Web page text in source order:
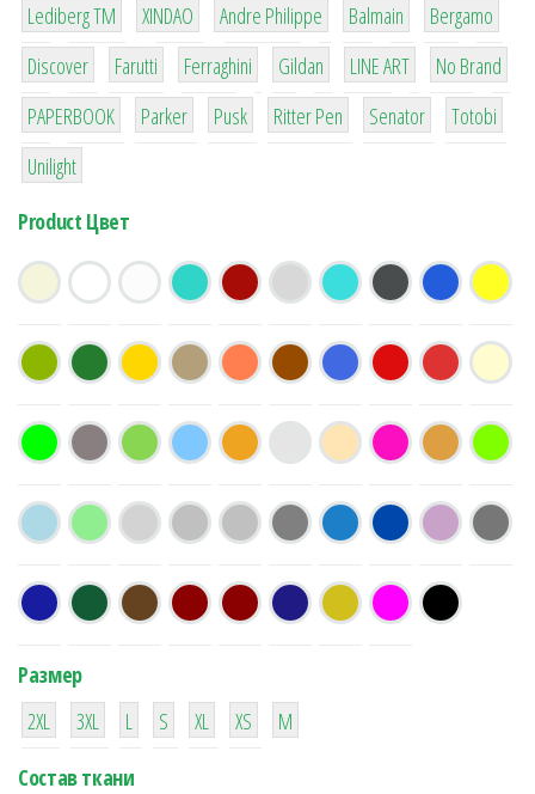
Lediberg ТМ XINDAO Andre Philippe Balmain Bergamo
64
Discover
299
Farutti
4
Ferraghini
42
Gildan
4
LINE ART
90
No Brand
8
PAPERBOOK
6
Parker
2
Pusk
22
Ritter Pen
15
Senator
43
Totobi
1
Unilight
Product Цвет
Размер
38
2XL
16
3XL
42
L
42
S
42
XL XS
М
Состав ткани